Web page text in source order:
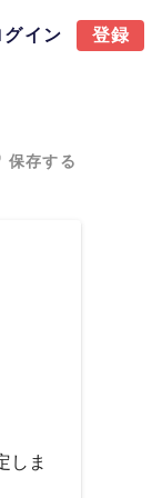
グイン 登録
保存する
しま